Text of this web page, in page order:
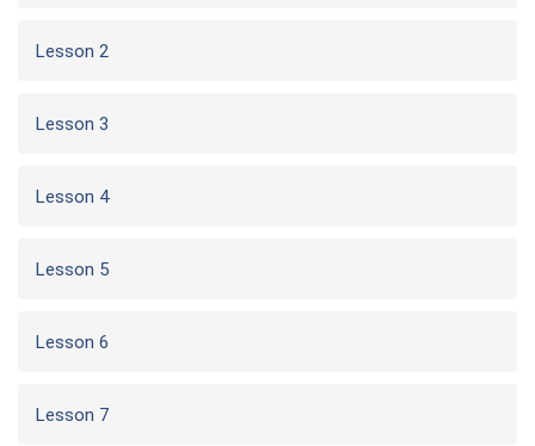
Lesson 2
Lesson 3
Lesson 4
Lesson 5
Lesson 6
Lesson 7